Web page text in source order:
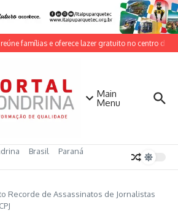
famílias e oferece lazer gratuito no centro de
Main
Menu
Brasil
Paraná
Recorde de Assassinatos de Jornalistas